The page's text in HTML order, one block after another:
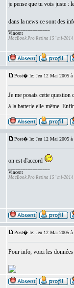
je pense que tu vois juste :
dans la news ce sont des
Vincent
MacBook Pro Retina 15" mi-2014
Post� le: Jeu 12 Mai 2005 à
Je me posais cette
à la batterie elle-même.
Post� le: Jeu 12 Mai 2005 à
on est d'accord
Vincent
MacBook Pro Retina 15" mi-2014
Post� le: Jeu 12 Mai 2005 à
Pour info, voici les